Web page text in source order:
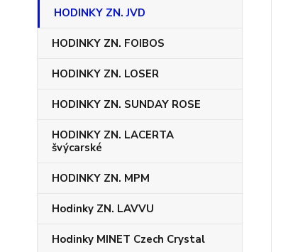
HODINKY ZN. JVD
HODINKY ZN. FOIBOS
HODINKY ZN. LOSER
HODINKY ZN. SUNDAY ROSE
HODINKY ZN. LACERTA
švýcarské
HODINKY ZN. MPM
Hodinky ZN. LAVVU
Hodinky MINET Czech Crystal